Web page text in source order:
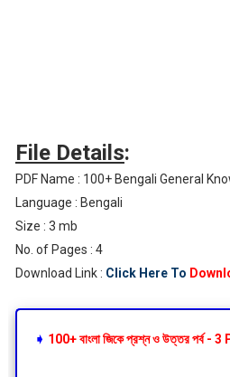
File Details:
PDF Name : 100+ Bengali General
Language : Bengali
Size : 3 mb
No. of Pages : 4
Download Link : Click Here To
➧ 100+ বাংলা জিকে প্রশ্ন ও উত্তর পর্ব - 3